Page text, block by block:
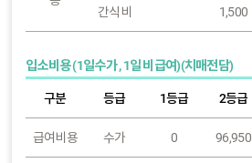
간식비 1,500
입소비용 (1일수가 , 1일 비급여)(치매전담)
구분 등급 1등급 2등급
급여비용 수가 0 96,950